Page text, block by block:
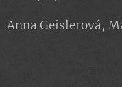
Anna Geislerová,